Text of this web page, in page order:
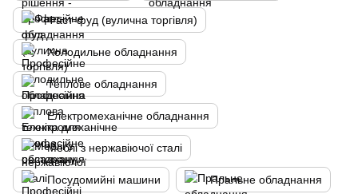
Фаст-фуд (вулична торгівля)
Холодильне обладнання
Теплове обладнання
Електромеханічне обладнання
Меблі з нержавіючої сталі
Посудомийні машини Пральне обладнання